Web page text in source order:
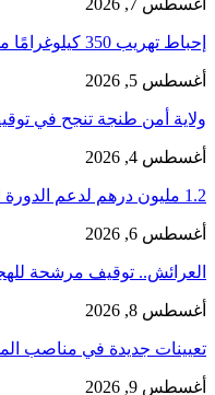
إحباط تهريب 350 كيلوغرامًا من الشيرا محشوة داخل قوالب…
أغسطس 5, 2026
ولاية أمن طنجة تنجح في
أغسطس 4, 2026
1.2 مليون درهم لدعم الدورة الـ31 لمهرجان تطوان لسينما البحر…
أغسطس 6, 2026
العرائش.. توقيف مرشحة
أغسطس 8, 2026
تعيينات جديدة في مناصب
أغسطس 9, 2026